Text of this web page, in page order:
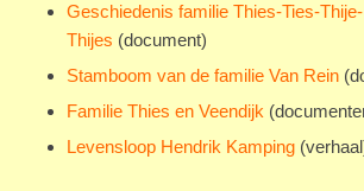
Geschiedenis familie Thies-Ties-Thije-
Thijes (document)
Stamboom van de familie Van Rein
Familie Thies en Veendijk
Levensloop Hendrik Kamping